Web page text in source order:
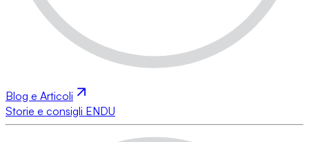
Blog e Articoli
Storie e consigli ENDU